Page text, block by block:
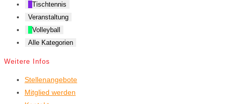
Tischtennis
Veranstaltung
Volleyball
Alle Kategorien
Weitere Infos
Stellenangebote
Mitglied werden